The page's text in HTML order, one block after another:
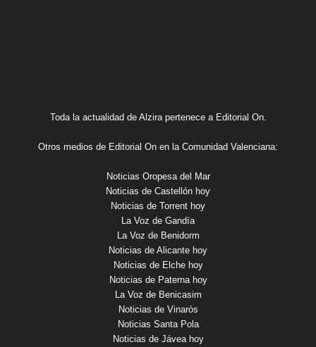
Toda la actualidad de Alzira pertenece a Editorial On.
Otros medios de Editorial On en la Comunidad Valenciana:
Noticias Oropesa del Mar
Noticias de Castellón hoy
Noticias de Torrent hoy
La Voz de Gandía
La Voz de Benidorm
Noticias de Alicante hoy
Noticias de Elche hoy
Noticias de Paterna hoy
La Voz de Benicasim
Noticias de Vinaròs
Noticias Santa Pola
Noticias de Jávea hoy